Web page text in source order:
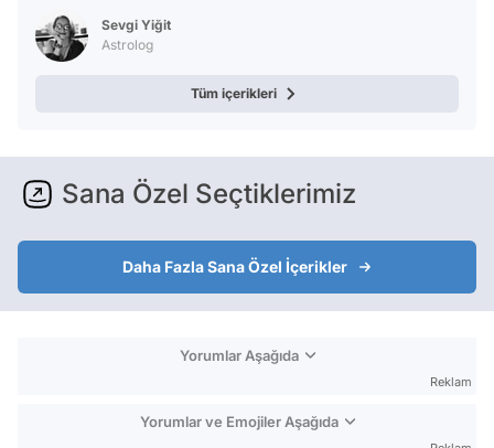
Sevgi Yiğit
Astrolog
Tüm içerikleri
Sana Özel Seçtiklerimiz
Daha Fazla Sana Özel İçerikler
Yorumlar Aşağıda
Reklam
Yorumlar ve Emojiler Aşağıda